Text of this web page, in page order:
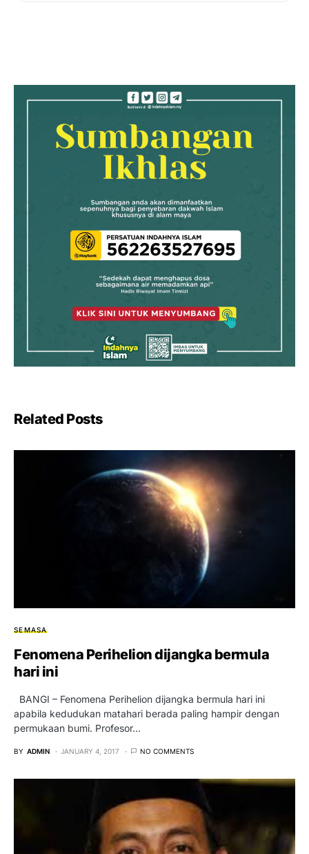
Related Posts
SEMASA
Fenomena Perihelion dijangka bermula
hari ini
BANGI – Fenomena Perihelion dijangka bermula hari ini
apabila kedudukan matahari berada paling hampir dengan
permukaan bumi. Profesor…
BY ADMIN JANUARY 4, 2017 NO COMMENTS